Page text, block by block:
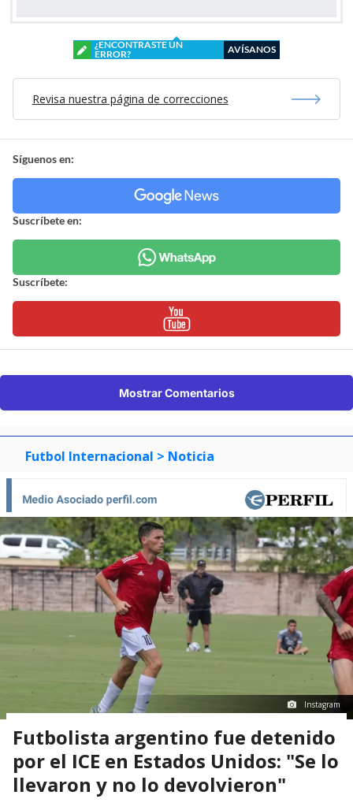
¿ENCONTRASTE UN
ERROR?
AVÍSANOS
Revisa nuestra página de correcciones
Síguenos en:
Suscríbete en:
Suscríbete:
Mostrar Comentarios
Futbol Internacional > Noticia
Instagram
Futbolista argentino fue detenido
por el ICE en Estados Unidos: "Se lo
llevaron y no lo devolvieron"